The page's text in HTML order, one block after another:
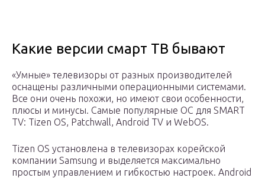
Какие версии смарт ТВ бывают
«Умные» телевизоры от разных производителей
оснащены различными операционными системами.
Все они очень похожи, но имеют свои особенности,
плюсы и минусы. Самые популярные ОС для SMART
TV: Tizen OS, Patchwall, Android TV и WebOS.
Tizen OS установлена в телевизорах корейской
компании Samsung и выделяется максимально
простым управлением и гибкостью настроек. Android